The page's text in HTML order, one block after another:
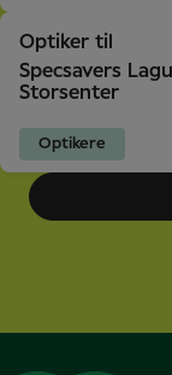
Optiker til
Specsavers
Storsenter
Optikere